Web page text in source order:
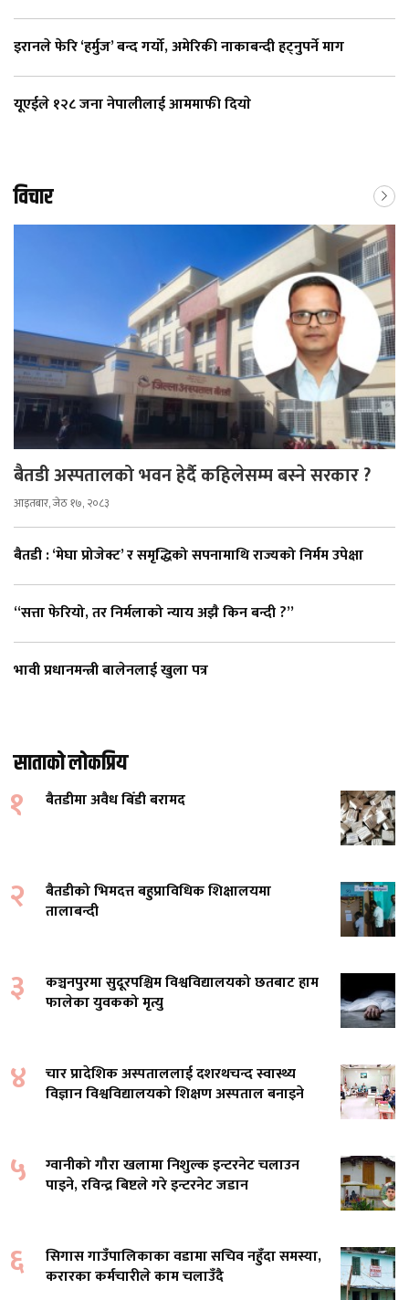
इरानले फेरि ‘हर्मुज’ बन्द गर्यो, अमेरिकी नाकाबन्दी हट्नुपर्ने माग
यूएईले १२८ जना नेपालीलाई आममाफी दियाे
विचार
बैतडी अस्पतालको भवन हेर्दै कहिलेसम्म बस्ने सरकार ?
आइतबार, जेठ १७, २०८३
बैतडी : ‘मेघा प्रोजेक्ट’ र समृद्धिको सपनामाथि राज्यको निर्मम उपेक्षा
“सत्ता फेरियो, तर निर्मलाको न्याय अझै किन बन्दी ?”
भावी प्रधानमन्त्री बालेनलाई खुला पत्र
साताको लोकप्रिय
१ बैतडीमा अवैध बिँडी बरामद
२
बैतडीको भिमदत्त बहुप्राविधिक शिक्षालयमा
तालाबन्दी
३
कञ्चनपुरमा सुदूरपश्चिम विश्वविद्यालयको छतबाट हाम
फालेका युवकको मृत्यु
४
चार प्रादेशिक अस्पताललाई दशरथचन्द स्वास्थ्य
विज्ञान विश्वविद्यालयको शिक्षण अस्पताल बनाइने
५
ग्वानीको गौरा खलामा निशुल्क इन्टरनेट चलाउन
पाइने, रविन्द्र बिष्टले गरे इन्टरनेट जडान
६
सिगास गाउँपालिकाका वडामा सचिव नहुँदा समस्या,
करारका कर्मचारीले काम चलाउँदै